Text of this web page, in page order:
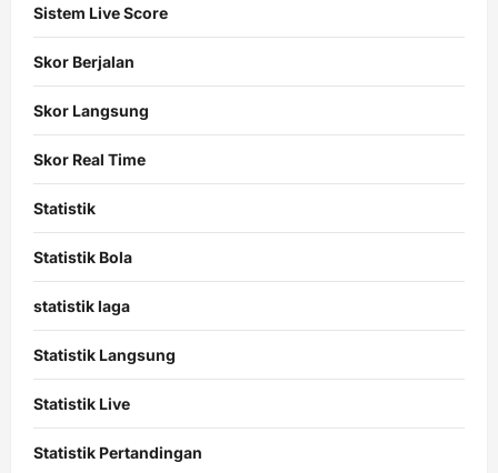
Sistem Live Score
Skor Berjalan
Skor Langsung
Skor Real Time
Statistik
Statistik Bola
statistik laga
Statistik Langsung
Statistik Live
Statistik Pertandingan